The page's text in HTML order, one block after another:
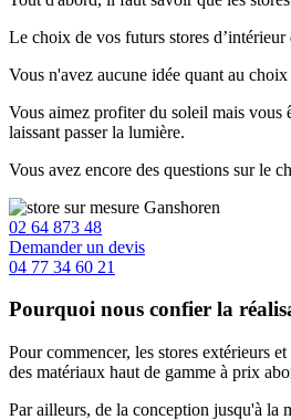
Le choix de vos futurs stores
Vous n'avez aucune idée quant au
Vous aimez profiter du soleil mais vous
laissant passer la lumière.
Vous avez encore des questions sur le
02 64 873 48
Demander un devis
04 77 34 60 21
Pourquoi nous confier la
Pour commencer, les stores extérieurs
des matériaux haut de gamme à prix
Par ailleurs, de la conception jusqu'à la